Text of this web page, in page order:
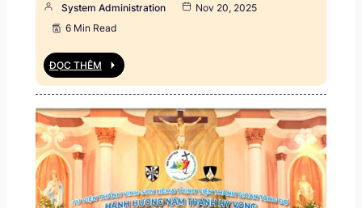
System Administration
Nov 20, 2025
6 Min Read
ĐỌC THÊM